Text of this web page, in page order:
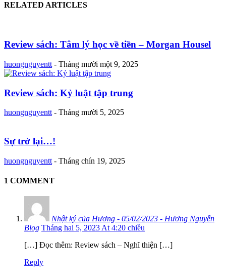
RELATED ARTICLES
Review sách: Tâm lý học về tiền – Morgan Housel
huongnguyentt - Tháng mười một 9, 2025
Review sách: Kỷ luật tập trung
huongnguyentt - Tháng mười 5, 2025
Sự trở lại…!
huongnguyentt - Tháng chín 19, 2025
1 COMMENT
Nhật ký của Hương - 05/02/2023 - Hương Nguyễn
Blog Tháng hai 5, 2023 At 4:20 chiều
[…] Đọc thêm: Review sách – Nghĩ thiện […]
Reply